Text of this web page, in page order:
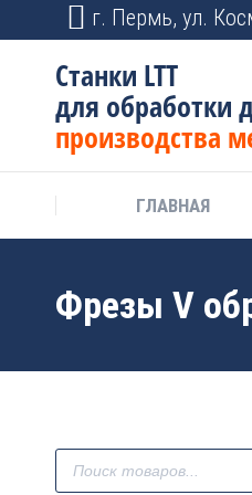
г. Пермь, ул.
Станки LTT
для обработки
производства
ГЛАВНАЯ
Фрезы V
Поиск
товаров